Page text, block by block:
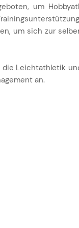
um
um sich zur
Leichtathletik
an.